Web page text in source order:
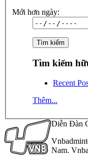
Mới hơn ngày:
Tìm kiếm
Recent
Thêm...
Diễn Đàn
Nam.